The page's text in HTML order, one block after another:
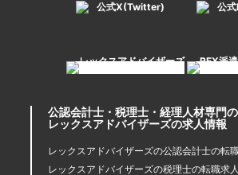
公式X(Twitter) 公
公認会計士・税理士・経理人材専門
レックスアドバイザーズの求人情報
レックスアドバイザーズの公認会計士の転
レックスアドバイザーズの税理士の転職求